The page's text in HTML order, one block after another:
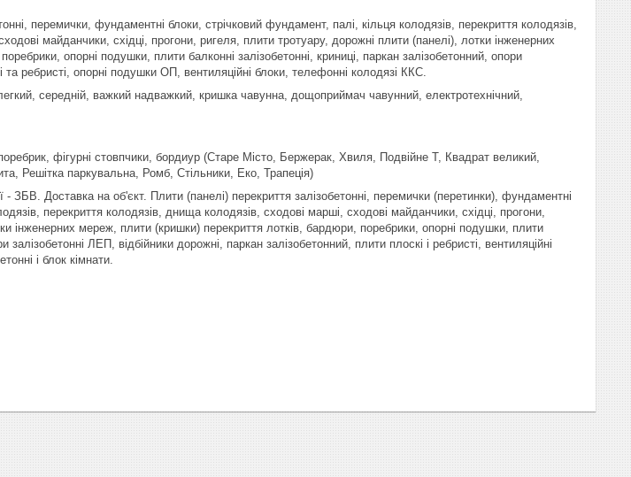
перемички, фундаментні блоки, стрічковий фундамент, палі, кільця колодязів, перекриття колодязів,
майданчики, східці, прогони, ригеля, плити тротуару, дорожні плити (панелі), лотки інженерних
опорні подушки, плити балконні залізобетонні, криниці, паркан залізобетонний, опори
та ребристі, опорні подушки ОП, вентиляційні блоки, телефонні колодязі ККС.
середній, важкий надважкий, кришка чавунна, дощоприймач чавунний, електротехнічний,
фігурні стовпчики, бордиур (Старе Місто, Бержерак, Хвиля, Подвійне Т, Квадрат великий,
Решітка паркувальна, Ромб, Стільники, Еко, Трапеція)
- ЗБВ. Доставка на об'єкт. Плити (панелі) перекриття залізобетонні, перемички (перетинки), фундаментні
перекриття колодязів, днища колодязів, сходові марші, сходові майданчики, східці, прогони,
інженерних мереж, плити (кришки) перекриття лотків, бардюри, поребрики, опорні подушки, плити
залізобетонні ЛЕП, відбійники дорожні, паркан залізобетонний, плити плоскі і ребристі, вентиляційні
і блок кімнати.